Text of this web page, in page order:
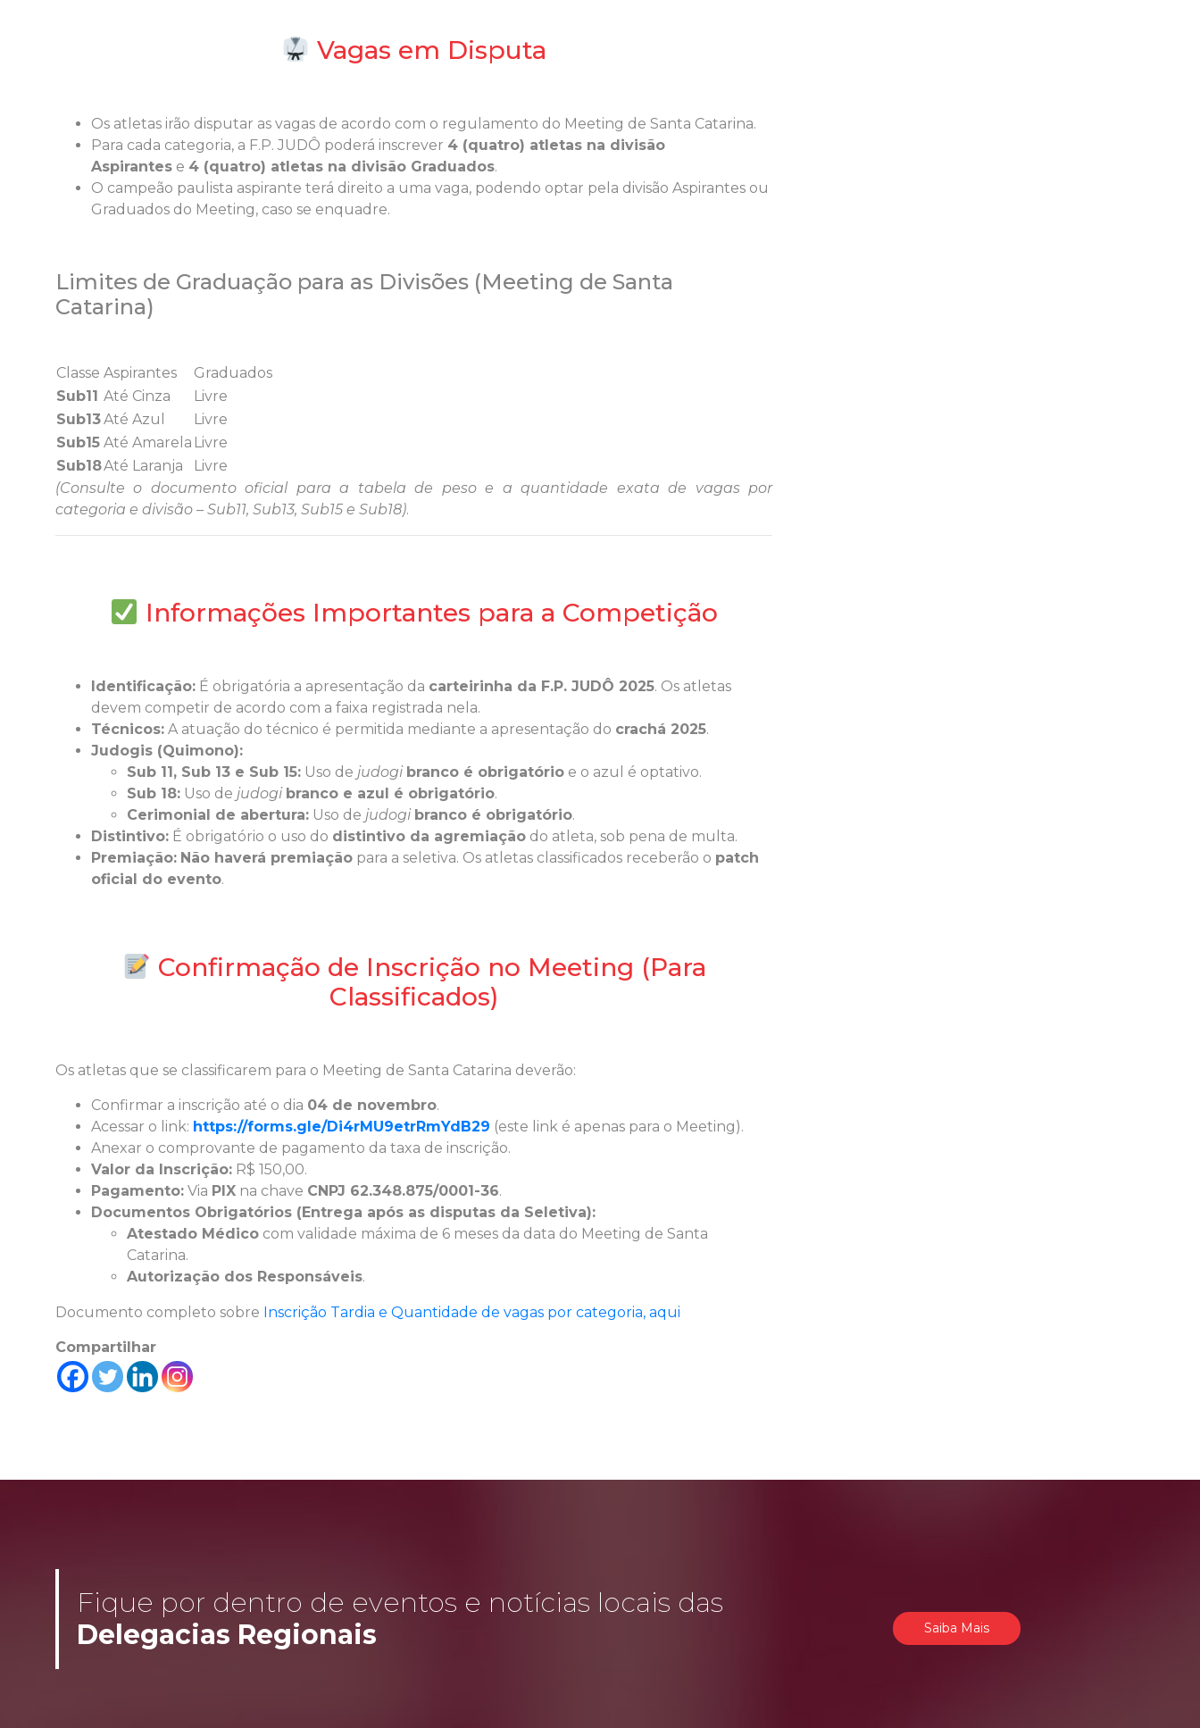
Vagas em Disputa
Os atletas irão disputar as vagas de acordo com o regulamento do Meeting de Santa Catarina.
Para cada categoria, a F.P. JUDÔ poderá inscrever 4 (quatro) atletas na divisão
Aspirantes e 4 (quatro) atletas na divisão Graduados.
O campeão paulista aspirante terá direito a uma vaga, podendo optar pela divisão Aspirantes ou
Graduados do Meeting, caso se enquadre.
Limites de Graduação para as Divisões (Meeting de Santa
Catarina)
Classe Aspirantes
Graduados
Sub11 Até Cinza
Livre
Sub13Até Azul
Livre
Sub15 Até Amarela Livre
Sub18Até Laranja
Livre
(Consulte o documento oficial para a tabela de peso e a quantidade exata de vagas por
categoria e divisão – Sub11, Sub13, Sub15 e Sub18).
Informações Importantes para a Competição
Identificação: É obrigatória a apresentação da carteirinha da F.P. JUDÔ 2025. Os atletas
devem competir de acordo com a faixa registrada nela.
Técnicos: A atuação do técnico é permitida mediante a apresentação do crachá 2025.
Judogis (Quimono):
Sub 11, Sub 13 e Sub 15: Uso de judogi branco é obrigatório e o azul é optativo.
Sub 18: Uso de judogi branco e azul é obrigatório.
Cerimonial de abertura: Uso de judogi branco é obrigatório.
Distintivo: É obrigatório o uso do distintivo da agremiação do atleta, sob pena de multa.
Premiação: Não haverá premiação para a seletiva. Os atletas classificados receberão o patch
oficial do evento.
Confirmação de Inscrição no Meeting (Para
Classificados)
Os atletas que se classificarem para o Meeting de Santa Catarina deverão:
Confirmar a inscrição até o dia 04 de novembro.
Acessar o link: https://forms.gle/Di4rMU9etrRmYdB29 (este link é apenas para o Meeting).
Anexar o comprovante de pagamento da taxa de inscrição.
Valor da Inscrição: R$ 150,00.
Pagamento: Via PIX na chave CNPJ 62.348.875/0001-36.
Documentos Obrigatórios (Entrega após as disputas da Seletiva):
Atestado Médico com validade máxima de 6 meses da data do Meeting de Santa
Catarina.
Autorização dos Responsáveis.
Documento completo sobre Inscrição Tardia e Quantidade de vagas por categoria, aqui
Compartilhar
Fique por dentro de eventos e notícias locais das
Delegacias Regionais
Saiba Mais